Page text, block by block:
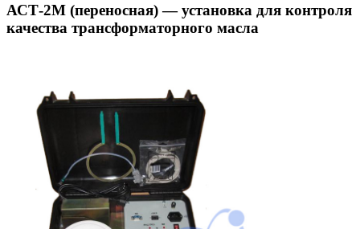
АСТ-2М (переносная) — установка для контроля
качества трансформаторного масла